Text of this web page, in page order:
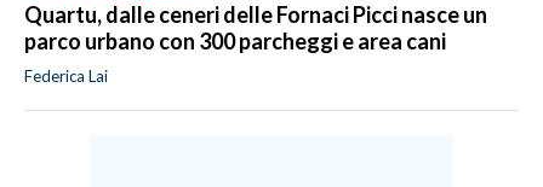
Quartu, dalle ceneri delle Fornaci Picci nasce un
parco urbano con 300 parcheggi e area cani
Federica Lai